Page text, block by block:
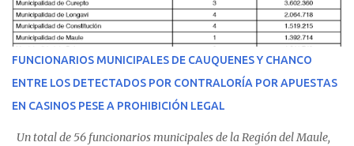
estudiante de medicina de 25 años, se agravó y pese a los esfuerzos
del personal de emergencia terminó falleciendo, sin alcanzar a
recibir atención especializada en el centro de destino. Apenas se
conoció la gravedad de su condición, sus padres —residentes en
Villarrica— se trasladaron a Cauquenes con la esperanza de una
evolución favorable. No obstante, alrededo...
FUNCIONARIOS MUNICIPALES DE CAUQUENES Y CHANCO
ENTRE LOS DETECTADOS POR CONTRALORÍA POR APUESTAS
EN CASINOS PESE A PROHIBICIÓN LEGAL
Un total de 56 funcionarios municipales de la Región del Maule,